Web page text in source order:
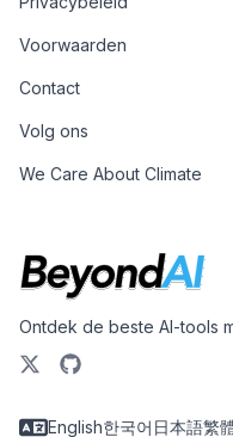
Voorwaarden
Contact
Volg ons
We Care About Climate
Ontdek de beste AI-tools
English한국어 日本語繁